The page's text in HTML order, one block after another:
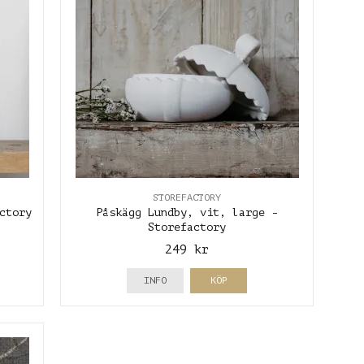
STOREFACTORY
Påskägg Lundby, vit, large -
Storefactory
249 kr
INFO KÖP